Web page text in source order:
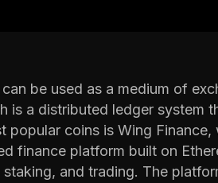
be used as a medium of
is a distributed ledger system
coins is Wing
finance platform built on
and trading. The